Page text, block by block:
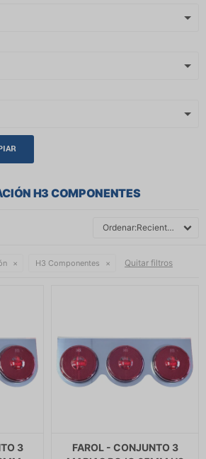
H3 COMPONENTES
Recientes
H3 Componentes Quitar filtros
3
FAROL - CONJUNTO 3